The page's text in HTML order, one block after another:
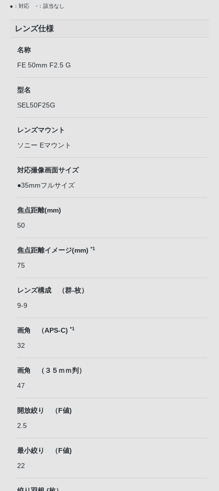
●：対応 -：該当なし
レンズ仕様
名称
FE 50mm F2.5 G
型名
SEL50F25G
レンズマウント
ソニー Eマウント
対応撮像画面サイズ
●35mmフルサイズ
焦点距離(mm)
50
焦点距離イメージ(mm) *1
75
レンズ構成 （群-枚）
9-9
画角 （APS-C) *1
32
画角 （３５ｍｍ判）
47
開放絞り （F値)
2.5
最小絞り （F値)
22